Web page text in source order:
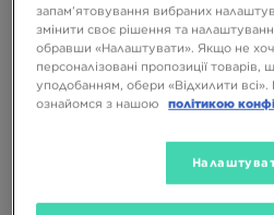
4999 ГРН
Доступні Кольори
запам’ятовування вибраних
змінити своє рішення та
обравши «Налаштувати». Якщо не
персоналізовані пропозиції товарів,
уподобанням, обери «Відхилити
ознайомся з нашою
політикою